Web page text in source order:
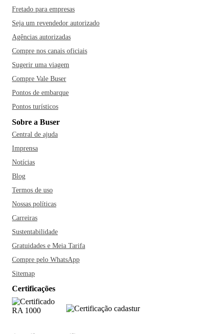
Fretado para empresas
Seja um revendedor autorizado
Agências autorizadas
Compre nos canais oficiais
Sugerir uma viagem
Compre Vale Buser
Pontos de embarque
Pontos turísticos
Sobre a Buser
Central de ajuda
Imprensa
Notícias
Blog
Termos de uso
Nossas políticas
Carreiras
Sustentabilidade
Gratuidades e Meia Tarifa
Compre pelo WhatsApp
Sitemap
Certificações